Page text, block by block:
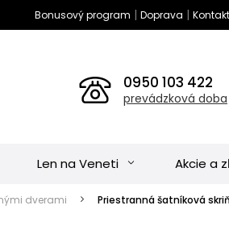
Bonusový program | Doprava |
0950 103 422
prevádzková doba
Len na Veneti Akcie a
dverami Priestranná šatníková